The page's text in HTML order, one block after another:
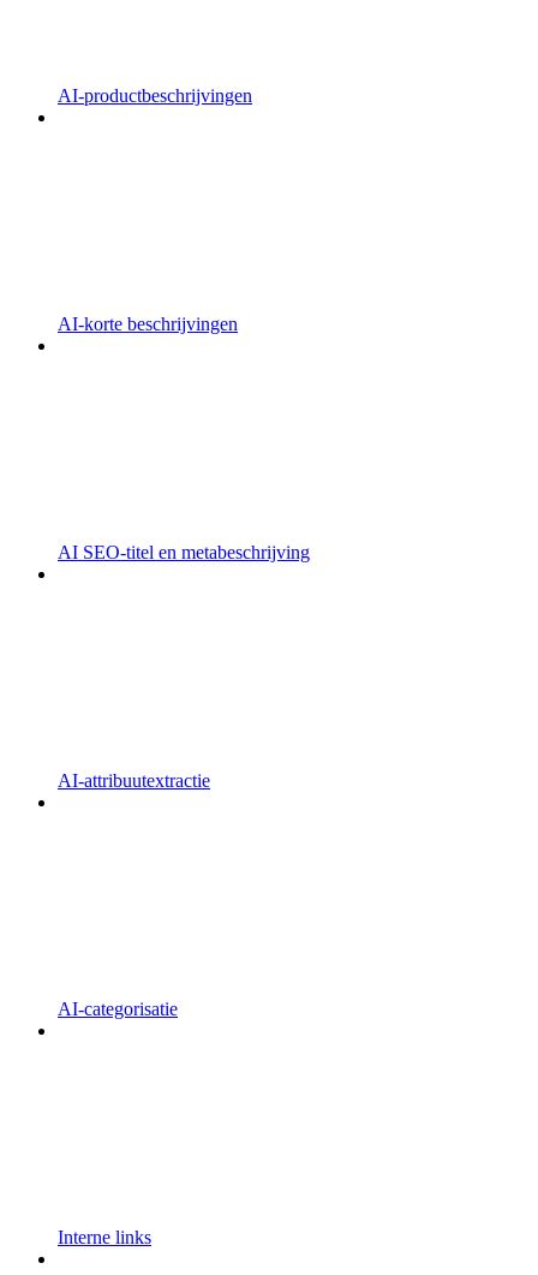
AI-productbeschrijvingen
AI-korte beschrijvingen
AI SEO-titel en metabeschrijving
AI-attribuutextractie
AI-categorisatie
Interne links